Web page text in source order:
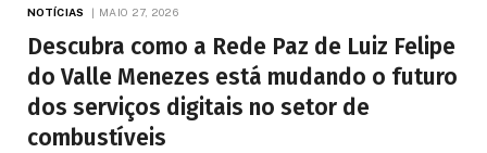
NOTÍCIAS MAIO 27, 2026
Descubra como a Rede Paz de Luiz Felipe
do Valle Menezes está mudando o futuro
dos serviços digitais no setor de
combustíveis